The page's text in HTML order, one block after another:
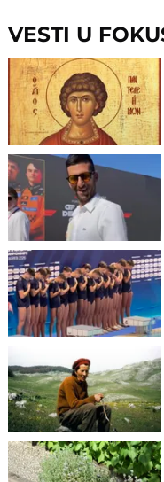
VESTI U